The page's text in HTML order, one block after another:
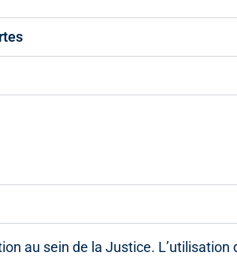
au sein de la Justice. L’utilisation